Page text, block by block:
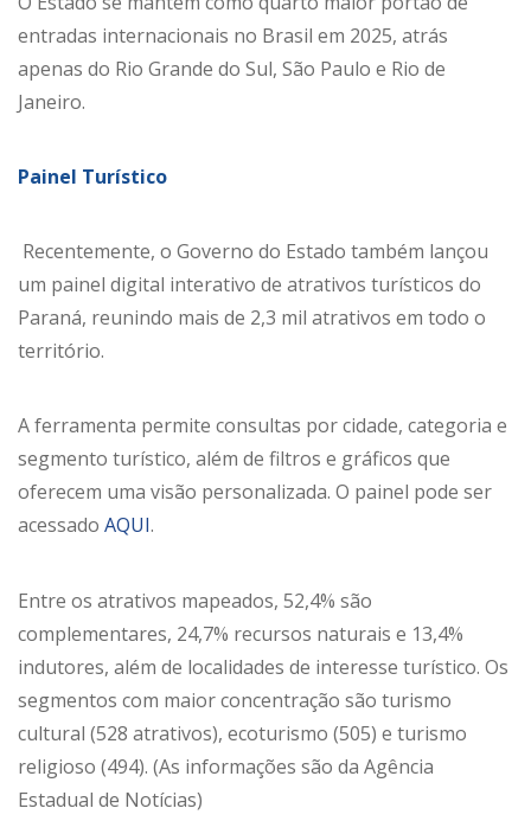
entradas internacionais no Brasil em 2025, atrás
apenas do Rio Grande do Sul, São Paulo e Rio de
Janeiro.
Painel Turístico
Recentemente, o Governo do Estado também lançou
um painel digital interativo de atrativos turísticos do
Paraná, reunindo mais de 2,3 mil atrativos em todo o
território.
A ferramenta permite consultas por cidade, categoria e
segmento turístico, além de filtros e gráficos que
oferecem uma visão personalizada. O painel pode ser
acessado AQUI.
Entre os atrativos mapeados, 52,4% são
complementares, 24,7% recursos naturais e 13,4%
indutores, além de localidades de interesse turístico. Os
segmentos com maior concentração são turismo
cultural (528 atrativos), ecoturismo (505) e turismo
religioso (494). (As informações são da Agência
Estadual de Notícias)